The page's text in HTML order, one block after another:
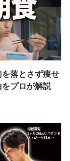
を落とさず痩せ
プロが解説